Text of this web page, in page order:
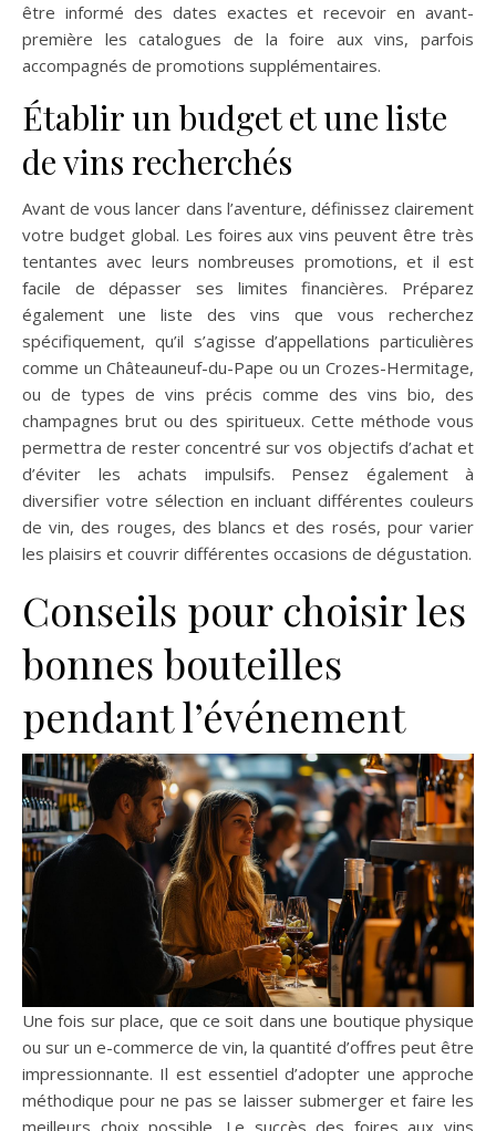
être informé des dates exactes et recevoir en avant-
première les catalogues de la foire aux vins, parfois
accompagnés de promotions supplémentaires.
Établir un budget et une liste
de vins recherchés
Avant de vous lancer dans l’aventure, définissez clairement
votre budget global. Les foires aux vins peuvent être très
tentantes avec leurs nombreuses promotions, et il est
facile de dépasser ses limites financières. Préparez
également une liste des vins que vous recherchez
spécifiquement, qu’il s’agisse d’appellations particulières
comme un Châteauneuf-du-Pape ou un Crozes-Hermitage,
ou de types de vins précis comme des vins bio, des
champagnes brut ou des spiritueux. Cette méthode vous
permettra de rester concentré sur vos objectifs d’achat et
d’éviter les achats impulsifs. Pensez également à
diversifier votre sélection en incluant différentes couleurs
de vin, des rouges, des blancs et des rosés, pour varier
les plaisirs et couvrir différentes occasions de dégustation.
Conseils pour choisir les
bonnes bouteilles
pendant l’événement
Une fois sur place, que ce soit dans une boutique physique
ou sur un e-commerce de vin, la quantité d’offres peut être
impressionnante. Il est essentiel d’adopter une approche
méthodique pour ne pas se laisser submerger et faire les
meilleurs choix possible. Le succès des foires aux vins